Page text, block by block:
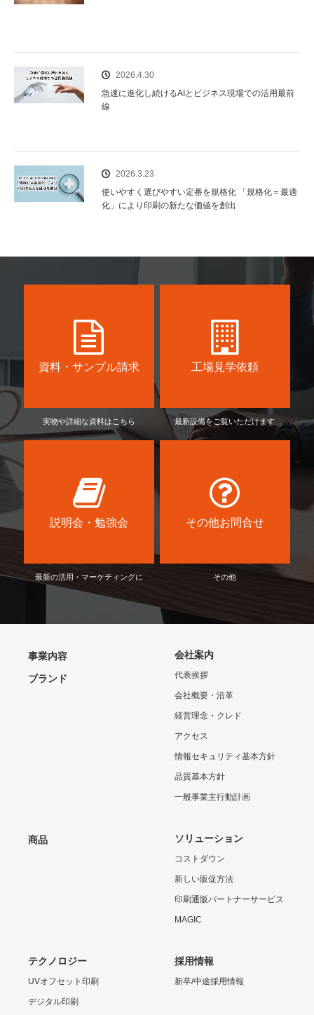
2026.4.30
急速に進化し続けるAIとビジネス現場での活用最前
線
2026.3.23
使いやすく選びやすい定番を規格化 「規格化＝最適
化」により印刷の新たな価値を創出
資料・サンプル請求
実物や詳細な資料はこちら
工場見学依頼
最新設備をご覧いただけます
説明会・勉強会
最新の活用・マーケティングに
その他お問合せ
その他
事業内容
ブランド
会社案内
代表挨拶
会社概要・沿革
経営理念・クレド
アクセス
情報セキュリティ基本方針
品質基本方針
一般事業主行動計画
商品 ソリューション
コストダウン
新しい販促方法
印刷通販パートナーサービス
MAGIC
テクノロジー
UVオフセット印刷
デジタル印刷
採用情報
新卒/中途採用情報